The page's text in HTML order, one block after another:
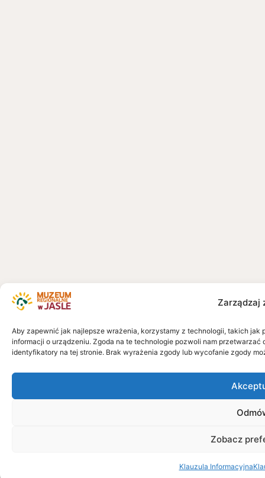
Zarządzaj
Aby zapewnić jak najlepsze wrażenia, korzystamy z technologii, takich
informacji o urządzeniu. Zgoda na te technologie pozwoli nam
identyfikatory na tej stronie. Brak wyrażenia zgody lub wycofanie zgody
Zobacz
Klauzula Informacyjna